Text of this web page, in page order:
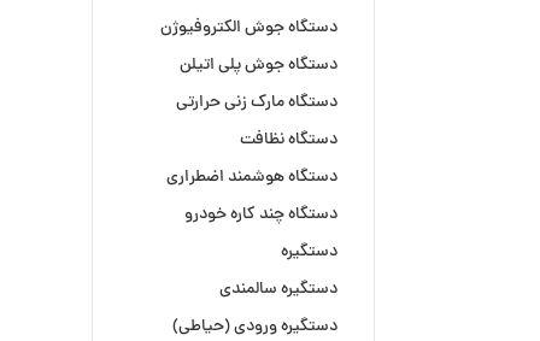
دستگاه جوش الکتروفیوژن
دستگاه جوش پلی اتیلن
دستگاه مارک زنی حرارتی
دستگاه نظافت
دستگاه هوشمند اضطراری
دستگاه چند کاره خودرو
دستگیره
دستگیره سالمندی
دستگیره ورودی (حیاطی)